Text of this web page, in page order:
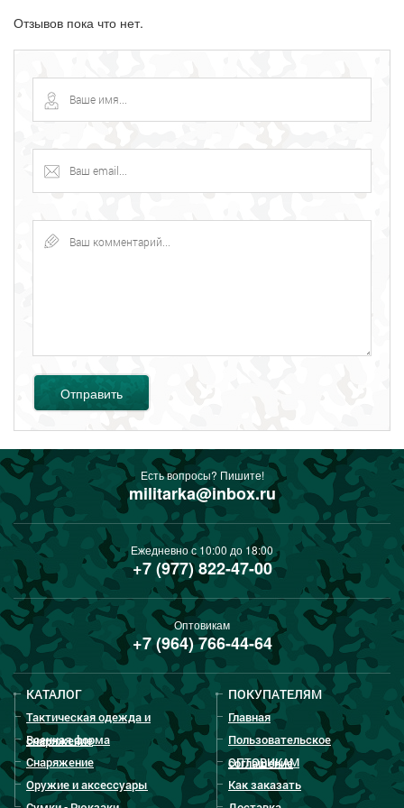
Отзывов пока что нет.
Отправить
Есть вопросы? Пишите!
militarka@inbox.ru
Ежедневно с 10:00 до 18:00
+7 (977) 822-47-00
Оптовикам
+7 (964) 766-44-64
КАТАЛОГ
Тактическая одежда и
снаряжение
Военная форма
Снаряжение
Оружие и аксессуары
ПОКУПАТЕЛЯМ
Главная
Пользовательское
соглашение
ОПТОВИКАМ
Как заказать